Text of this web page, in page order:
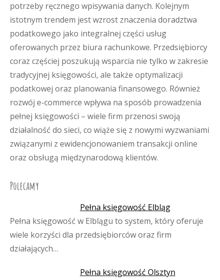
potrzeby ręcznego wpisywania danych. Kolejnym
istotnym trendem jest wzrost znaczenia doradztwa
podatkowego jako integralnej części usług
oferowanych przez biura rachunkowe. Przedsiębiorcy
coraz częściej poszukują wsparcia nie tylko w zakresie
tradycyjnej księgowości, ale także optymalizacji
podatkowej oraz planowania finansowego. Również
rozwój e-commerce wpływa na sposób prowadzenia
pełnej księgowości – wiele firm przenosi swoją
działalność do sieci, co wiąże się z nowymi wyzwaniami
związanymi z ewidencjonowaniem transakcji online
oraz obsługą międzynarodową klientów.
Polecamy
Pełna księgowość Elbląg
Pełna księgowość w Elblągu to system, który oferuje
wiele korzyści dla przedsiębiorców oraz firm
działających…
Pełna księgowość Olsztyn